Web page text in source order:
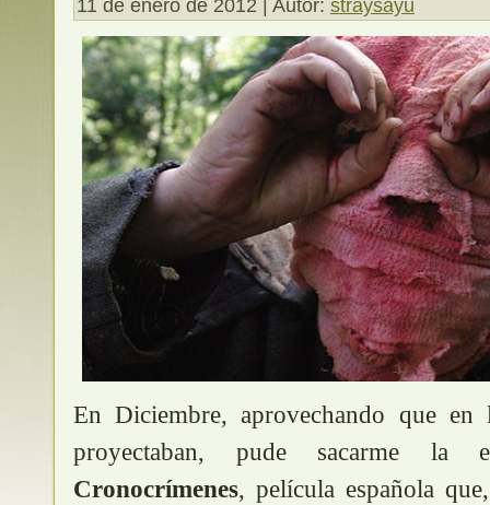
11 de enero de 2012 | Autor: straysayu
En Diciembre, aprovechando que
proyectaban, pude sacarme la
Cronocrímenes, película española